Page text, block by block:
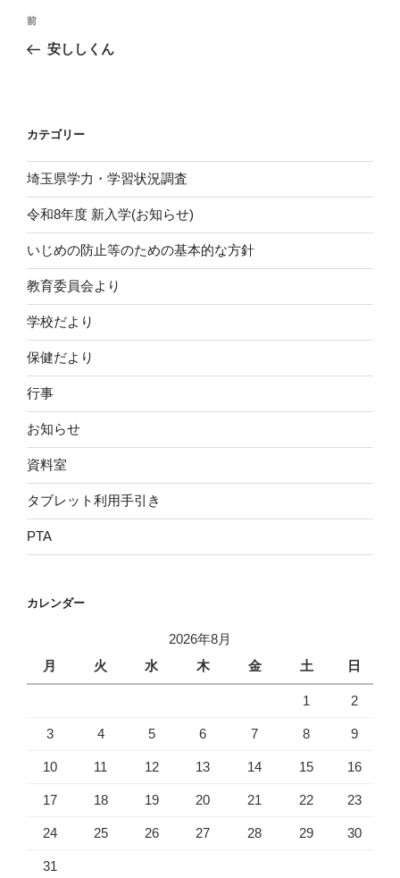
投
ナ
ー
シ
ョ
ン
前
の
前
安ししくん
カテゴリー
埼玉県学力・学習状況調査
令和8年度 新入学(お知らせ)
いじめの防止等のための基本的な方針
教育委員会より
学校だより
保健だより
行事
お知らせ
資料室
タブレット利用手引き
PTA
カレンダー
2026年8月
月
火 水 木 金 土 日
1 2
3 4 5 6 7 8 9
10 11 12 13 14 15 16
17 18 19 20 21 22 23
24 25 26 27 28 29 30
31